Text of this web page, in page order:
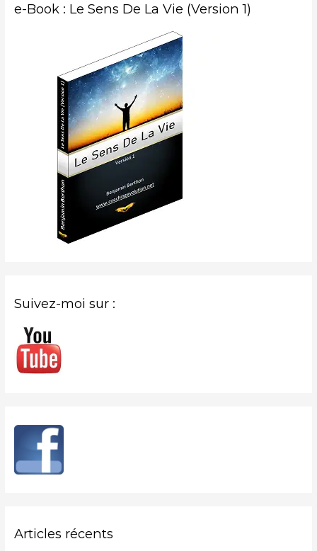
e-Book : Le Sens De La Vie (Version 1)
Suivez-moi sur :
Articles récents